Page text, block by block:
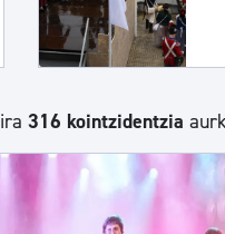
316 kointzidentzia